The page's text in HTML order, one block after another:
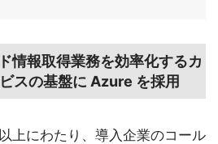
情報取得業務を効率化するカ
スの基盤に Azure を採用
上にわたり、導入企業のコール